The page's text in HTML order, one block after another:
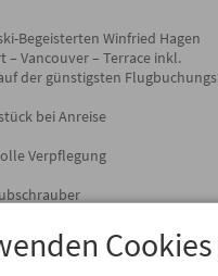
Begeisterten Winfried Hagen
Vancouver – Terrace inkl.
der günstigsten
bei Anreise
Verpflegung
(„Fat Boys“) und -stöcke
Frühstück bei Abreise